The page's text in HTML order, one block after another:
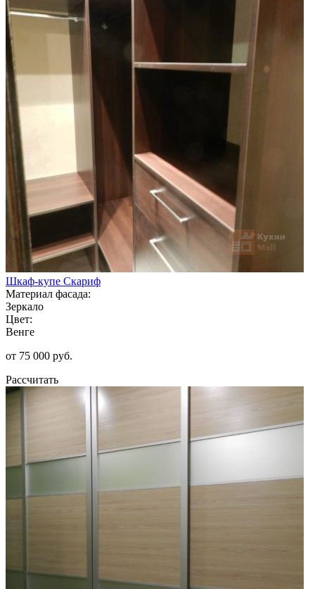
Шкаф-купе Скариф
Материал фасада:
Зеркало
Цвет:
Венге
от 75 000 руб.
Рассчитать